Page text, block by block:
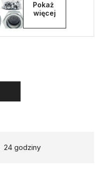
Pokaż
więcej
24 godziny